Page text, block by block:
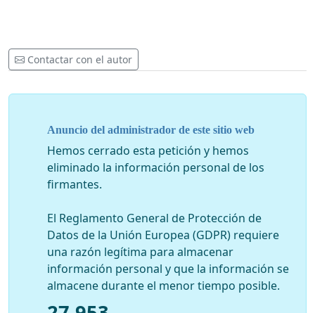
entendemos ¿POR QUÉ NO ESTÁS ACTUANDO? ¿No
estás lo suficientemente motivado?
¡Qué crueldad agresiva, qué indiferencia, qué tontería,
qué cientos de miles de ejecuciones sin sentido en una
granja de césped sin sentido! (alrededor de 150,000
perros mueren allí cada año, ya viven en circunstancias
¡La vida de un animal de refugio podría salvarse con un
sistema de adopción centralmente accesible a nivel
NACIONAL, o incluso adoptarse a través de una
plataforma de contacto internacional establecida en
Internet! ¿POR QUÉ el país no tiene uno? Ellos no saben
Contactar con el autor
Anuncio del administrador de este sitio web
Hemos cerrado esta petición y hemos
eliminado la información personal de los
firmantes.
El Reglamento General de Protección de
Datos de la Unión Europea (GDPR) requiere
una razón legítima para almacenar
información personal y que la información se
almacene durante el menor tiempo posible.